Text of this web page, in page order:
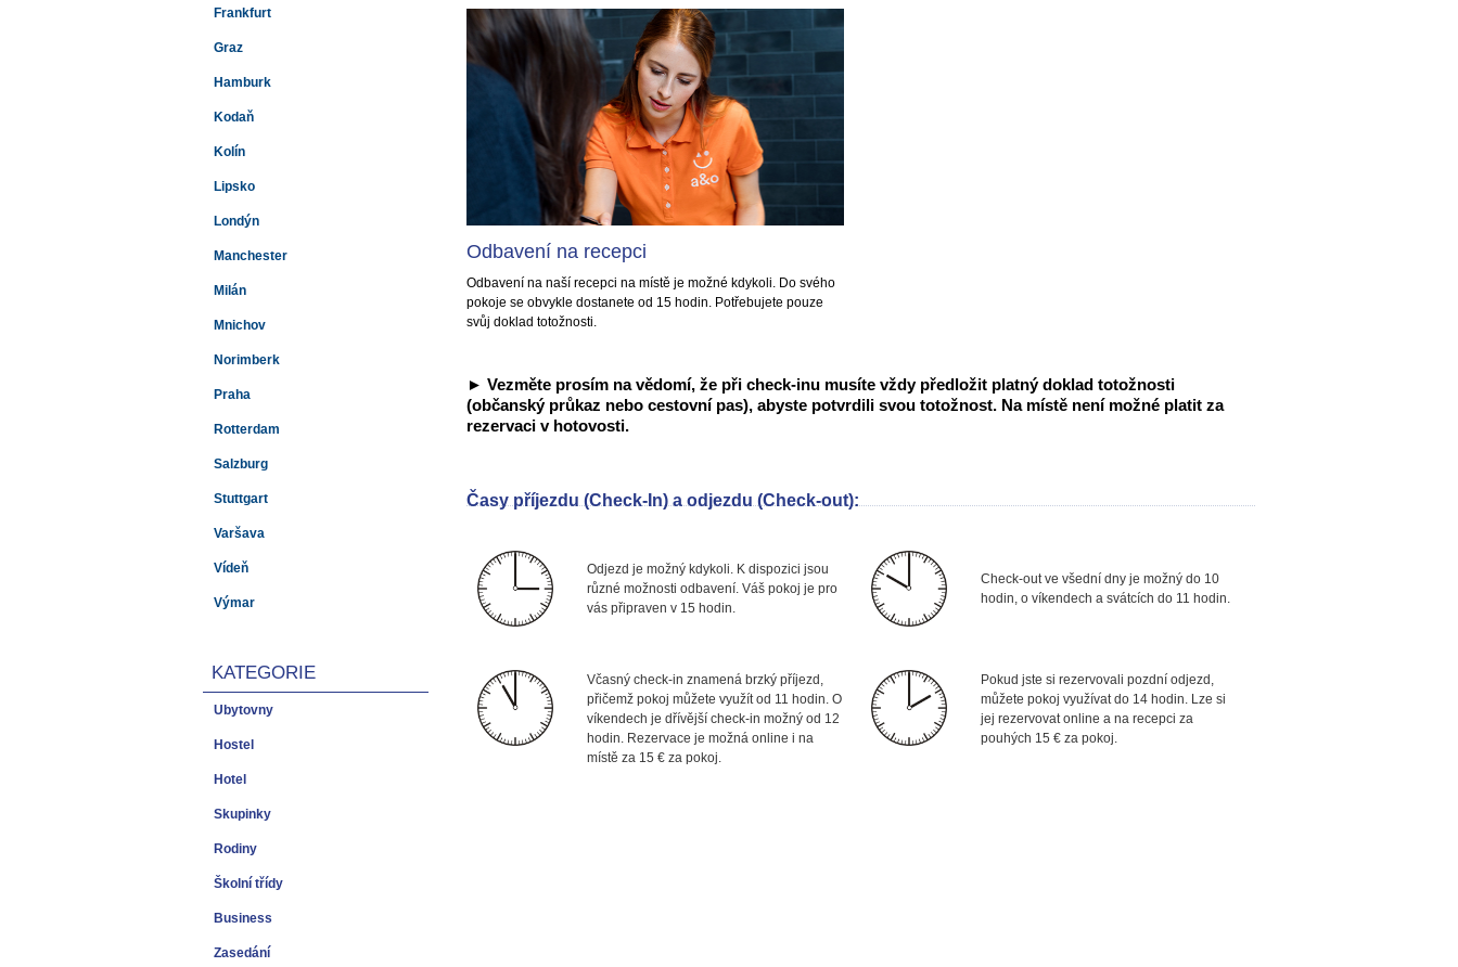
Frankfurt
Graz
Hamburk
Kodaň
Kolín
Lipsko
Londýn
Manchester
Milán
Mnichov
Norimberk
Praha
Rotterdam
Salzburg
Stuttgart
Varšava
Vídeň
Výmar
KATEGORIE
Ubytovny
Hostel
Hotel
Skupinky
Rodiny
Školní třídy
Business
Zasedání
Odbavení na recepci
Odbavení na naší recepci na místě je možné kdykoli. Do svého
pokoje se obvykle dostanete od 15 hodin. Potřebujete pouze
svůj doklad totožnosti.
► Vezměte prosím na vědomí, že při check-inu musíte vždy předložit platný doklad totožnosti
(občanský průkaz nebo cestovní pas), abyste potvrdili svou totožnost. Na místě není možné platit za
rezervaci v hotovosti.
Časy příjezdu (Check-In) a odjezdu (Check-out):
Odjezd je možný kdykoli. K dispozici jsou
různé možnosti odbavení. Váš pokoj je pro
vás připraven v 15 hodin.
Check-out ve všední dny je možný do 10
hodin, o víkendech a svátcích do 11 hodin.
Včasný check-in znamená brzký příjezd,
přičemž pokoj můžete využít od 11 hodin. O
víkendech je dřívější check-in možný od 12
hodin. Rezervace je možná online i na
místě za 15 € za pokoj.
Pokud jste si rezervovali pozdní odjezd,
můžete pokoj využívat do 14 hodin. Lze si
jej rezervovat online a na recepci za
pouhých 15 € za pokoj.